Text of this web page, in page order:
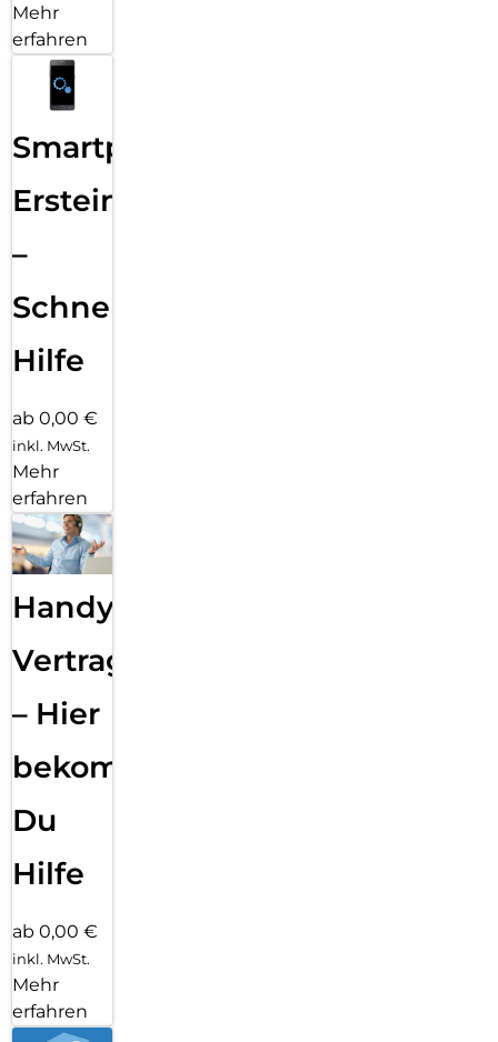
Mehr
erfahren
Smartphone
Ersteinrichtung
–
Schnelle
Hilfe
ab 0,00 €
inkl. MwSt.
Mehr
erfahren
Handy
Vertragsabwicklung
– Hier
bekommst
Du
Hilfe
ab 0,00 €
inkl. MwSt.
Mehr
erfahren